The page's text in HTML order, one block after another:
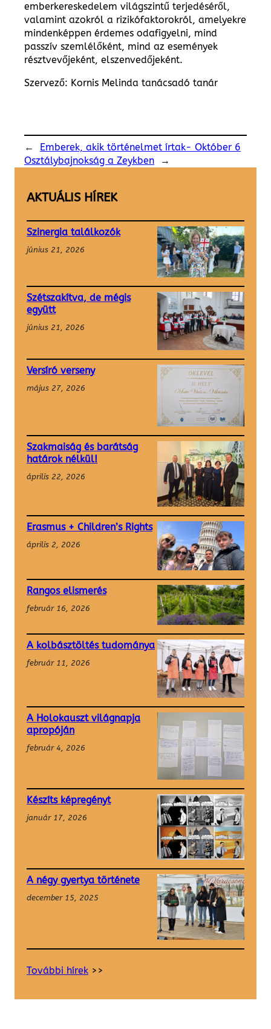
emberkereskedelem világszintű terjedéséről,
valamint azokról a rizikófaktorokról, amelyekre
mindenképpen érdemes odafigyelni, mind
passzív szemlélőként, mind az események
résztvevőjeként, elszenvedőjeként.
Szervező: Kornis Melinda tanácsadó tanár
←
Emberek, akik történelmet írtak- Október 6
Osztálybajnokság a Zeykben
→
AKTUÁLIS HÍREK
Szinergia találkozók
június 21, 2026
Szétszakítva, de mégis
együtt
június 21, 2026
Versíró verseny
május 27, 2026
Szakmaiság és barátság
határok nélkül!
április 22, 2026
Erasmus + Children’s Rights
április 2, 2026
Rangos elismerés
február 16, 2026
A kolbásztöltés tudománya
február 11, 2026
A Holokauszt világnapja
apropóján
február 4, 2026
Készíts képregényt
január 17, 2026
A négy gyertya története
december 15, 2025
További hírek >>